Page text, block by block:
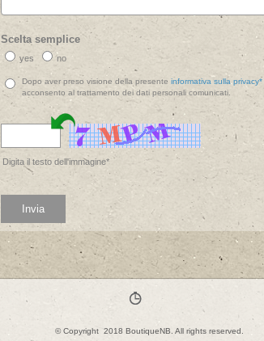
Scelta semplice
yes no
Dopo aver preso visione della presente informativa sulla privacy*
acconsento al trattamento dei dati personali comunicati.
Digita il testo dell'immagine*
© Copyright 2018 BoutiqueNB. All rights reserved.